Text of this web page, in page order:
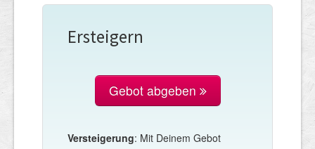
Ersteigern
Gebot abgeben
Versteigerung: Mit Deinem Gebot